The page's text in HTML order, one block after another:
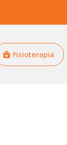
Fisioterapia